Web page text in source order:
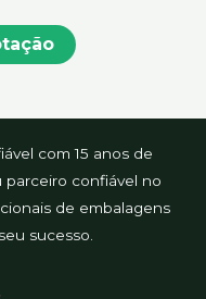
com 15 anos de
parceiro confiável no
de embalagens
sucesso.